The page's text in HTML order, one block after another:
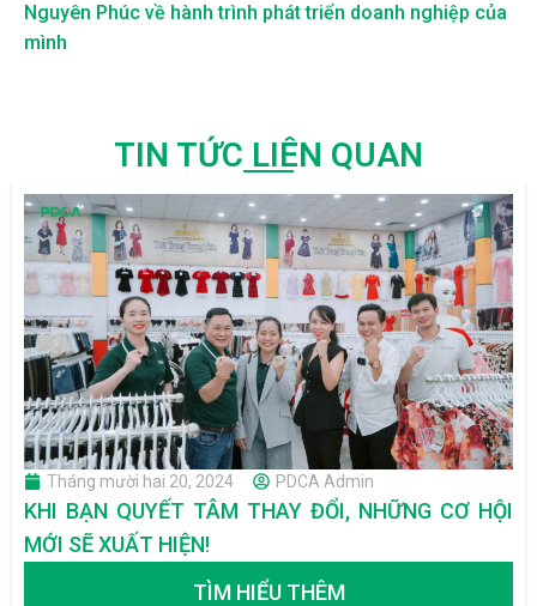
Nguyên Phúc về hành trình phát triển doanh nghiệp của
mình
TIN TỨC LIÊN QUAN
Tháng mười hai 20, 2024 PDCA Admin
KHI BẠN QUYẾT TÂM THAY ĐỔI, NHỮNG CƠ HỘI
MỚI SẼ XUẤT HIỆN!
TÌM HIỂU THÊM